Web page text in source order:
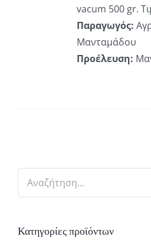
vacum 500 gr.
Παραγωγός:
Μανταμάδου
Προέλευση:
Κατηγορίες προϊόντων